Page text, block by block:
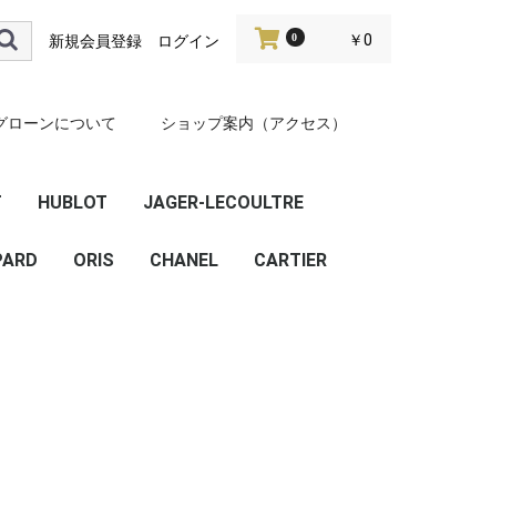
新規会員登録 ログイン 0 ￥0
ローンについて ショップ案内（アクセス）
HUBLOT
ビッグバン
クラシックフュージョ
JAGER-LECOULTRE
ORIS CHANEL CARTIER